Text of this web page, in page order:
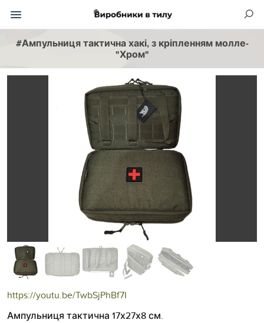
#Ампульниця тактична хакі, з кріпленням молле-
"Хром"
https://youtu.be/TwbSjPhBf7I
Ампульниця тактична 17х27х8 см.